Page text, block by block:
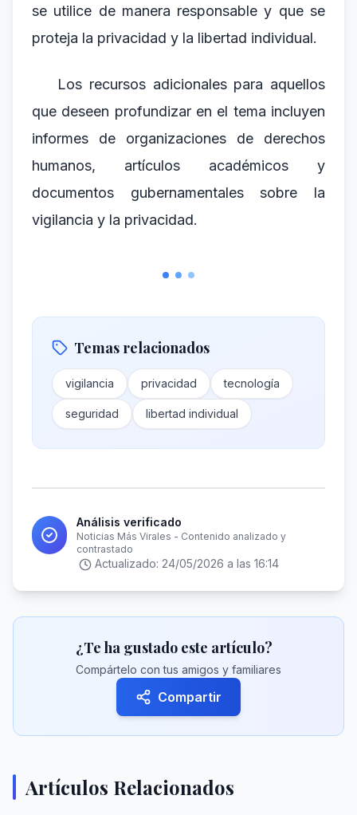
se utilice de manera responsable y que se
proteja la privacidad y la libertad individual.
Los recursos adicionales para aquellos
que deseen profundizar en el tema incluyen
informes de organizaciones de derechos
humanos, artículos académicos y
documentos gubernamentales sobre la
vigilancia y la privacidad.
Temas relacionados
vigilancia privacidad tecnología
seguridad libertad individual
Análisis verificado
Noticias Más Virales - Contenido analizado y
contrastado
Actualizado: 24/05/2026 a las 16:14
¿Te ha gustado este artículo?
Compártelo con tus amigos y familiares
Compartir
Artículos Relacionados